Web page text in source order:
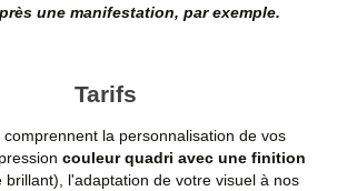
une manifestation, par exemple.
Tarifs
la personnalisation de vos
couleur quadri avec une finition
brillant), l'adaptation de votre visuel à nos